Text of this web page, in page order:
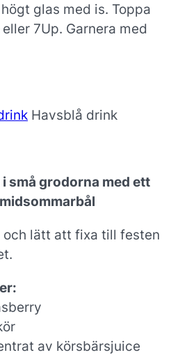
glas med is. Toppa
7Up. Garnera med
Havsblå drink
i små grodorna med ett
och lätt att fixa till festen
av körsbärsjuice